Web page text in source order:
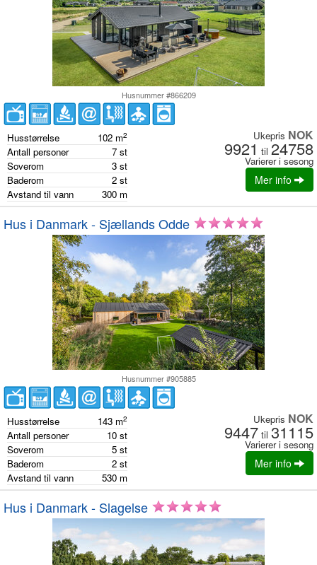
Husnummer #866209
Husstørrelse 102 m2
Antall personer 7 st
Soverom
3 st
Baderom
2 st
Avstand til vann
300 m
Ukepris NOK
9921 til 24758
Varierer i sesong
Mer info
Hus i Danmark - Sjællands Odde
Husnummer #905885
Husstørrelse 143 m2
Antall personer 10 st
Soverom
5 st
Baderom
2 st
Avstand til vann
530 m
Ukepris NOK
9447 til 31115
Varierer i sesong
Mer info
Hus i Danmark - Slagelse